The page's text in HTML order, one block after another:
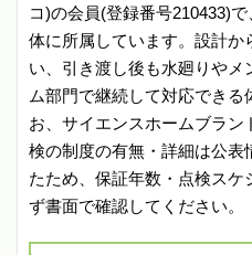
コ)の会員(登録番号210433)
体に所属しています。設計
い、引き渡し後も水廻りや
ム部門で継続して対応でき
お、サイエンスホームブラ
検の制度の有無・詳細は公表
たため、保証年数・点検ス
ず書面で確認してください。